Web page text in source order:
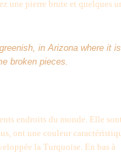
une pierre brute et quelques
in Arizona where it is
broken pieces.
endroits du monde. Elle sont
ont une couleur
la Turquoise. En bas à